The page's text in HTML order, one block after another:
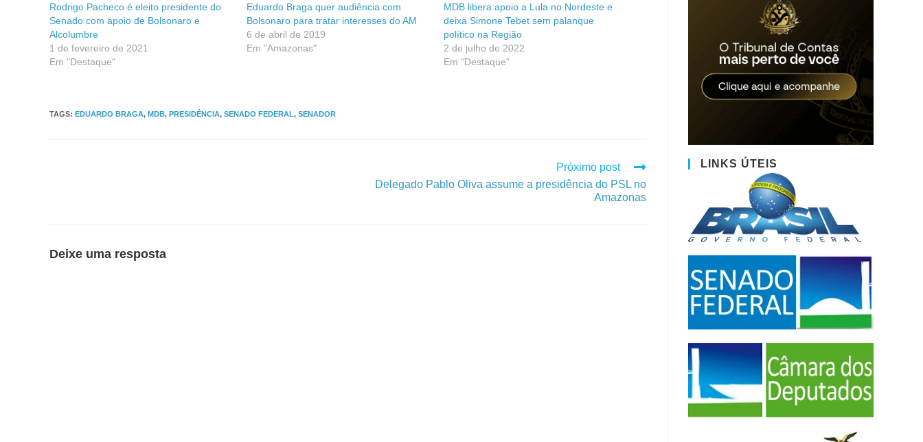
Rodrigo Pacheco é eleito presidente do
Senado com apoio de Bolsonaro e
Alcolumbre
1 de fevereiro de 2021
Em "Destaque"
Eduardo Braga quer audiência com
Bolsonaro para tratar interesses do AM
6 de abril de 2019
Em "Amazonas"
MDB libera apoio a Lula no Nordeste e
deixa Simone Tebet sem palanque
político na Região
2 de julho de 2022
Em "Destaque"
TAGS: EDUARDO BRAGA, MDB, PRESIDÊNCIA, SENADO FEDERAL, SENADOR
Próximo post
Delegado Pablo Oliva assume a presidência do PSL no
Amazonas
Deixe uma resposta
LINKS ÚTEIS